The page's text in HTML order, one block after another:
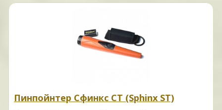
Пинпойнтер Сфинкс СТ (Sphinx ST)